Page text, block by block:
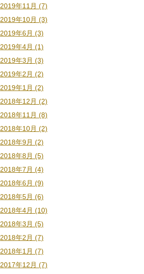
2019年11月 (7)
2019年10月 (3)
2019年6月 (3)
2019年4月 (1)
2019年3月 (3)
2019年2月 (2)
2019年1月 (2)
2018年12月 (2)
2018年11月 (8)
2018年10月 (2)
2018年9月 (2)
2018年8月 (5)
2018年7月 (4)
2018年6月 (9)
2018年5月 (6)
2018年4月 (10)
2018年3月 (5)
2018年2月 (7)
2018年1月 (7)
2017年12月 (7)